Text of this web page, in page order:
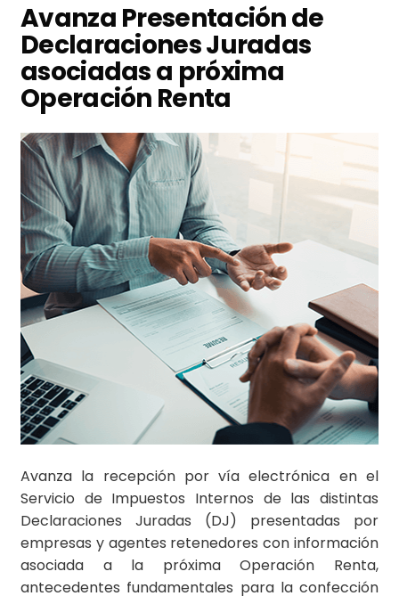
Avanza Presentación de
Declaraciones Juradas
asociadas a próxima
Operación Renta
Avanza la recepción por vía electrónica en el
Servicio de Impuestos Internos de las distintas
Declaraciones Juradas (DJ) presentadas por
empresas y agentes retenedores con información
asociada a la próxima Operación Renta,
antecedentes fundamentales para la confección